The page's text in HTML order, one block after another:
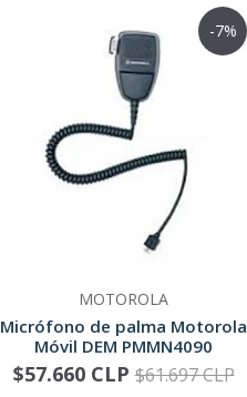
-7%
MOTOROLA
Micrófono de palma Motorola
Móvil DEM PMMN4090
+
-$57.660 CLP$61.697 CLP